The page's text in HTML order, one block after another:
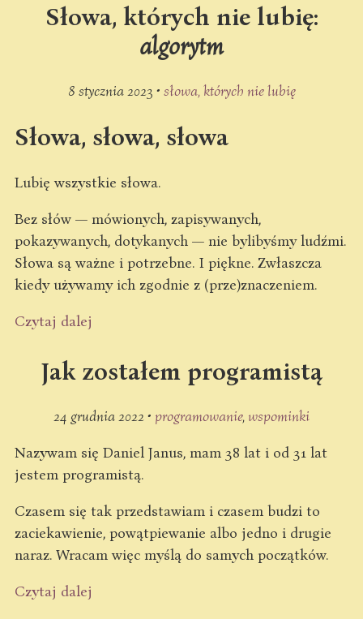
Słowa, których nie lubię:
algorytm
8 stycznia 2023 • słowa, których nie lubię
Słowa, słowa, słowa
Lubię wszystkie słowa.
Bez słów — mówionych, zapisywanych,
pokazywanych, dotykanych — nie bylibyśmy ludźmi.
Słowa są ważne i potrzebne. I piękne. Zwłaszcza
kiedy używamy ich zgodnie z (prze)znaczeniem.
Czytaj dalej
Jak zostałem programistą
24 grudnia 2022 • programowanie wspominki
Nazywam się Daniel Janus, mam 38 lat i od 31 lat
jestem programistą.
Czasem się tak przedstawiam i czasem budzi to
zaciekawienie, powątpiewanie albo jedno i drugie
naraz. Wracam więc myślą do samych początków.
Czytaj dalej